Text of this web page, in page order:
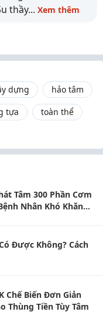
thầy... Xem thêm
dựng
hảo tâm
tựa
toàn thể
Tâm 300 Phần Cơm
Nhân Khó Khăn
Được Không? Cách
Chế Biến Đơn Giản
Thùng Tiền Tùy Tâm